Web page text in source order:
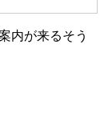
内が来るそう